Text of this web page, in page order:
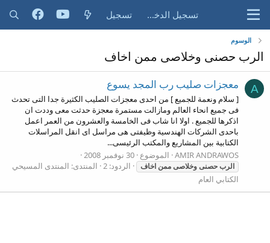
تسجيل الدخول تسجيل
الوسوم
الرب حصنى وخلاصى ممن اخاف
A معجزات صليب رب المجد يسوع
[ سلام ونعمة للجميع ] من احدى معجزات الصليب الكثيرة جدا التى تحدث
فى جميع انحاء العالم ومازالت مستمرة معجزة حدثت معى وددت ان
اذكرها للجميع . اولا انا شاب فى الخامسة والعشرون من العمر اعمل
باحدى الشركات الهندسية وظيفتى هى مراسل اى انقل المراسلات
الكتابية بين المشاريع والمكتب الرئيسى...
AMIR ANDRAWOS الموضوع 30 نوفمبر 2008
الربحصنىوخلاصىممن اخاف الردود: 2 المنتدى: المنتدى المسيحي
الكتابي العام